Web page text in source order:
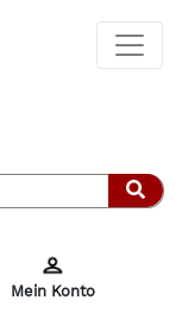
Mein Konto